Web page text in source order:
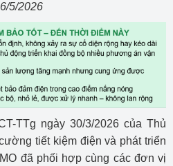
5/2026
TTg ngày 30/3/2026 của Thủ
tiết kiệm điện và phát triển
đã phối hợp cùng các đơn vị